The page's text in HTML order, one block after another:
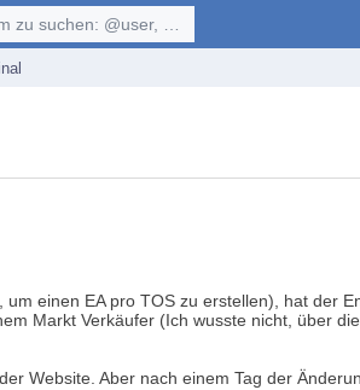
suchen: @user, $symbol, ...
einen EA pro TOS zu erstellen), hat der
Markt Verkäufer (Ich wusste nicht, über
Website. Aber nach einem Tag der